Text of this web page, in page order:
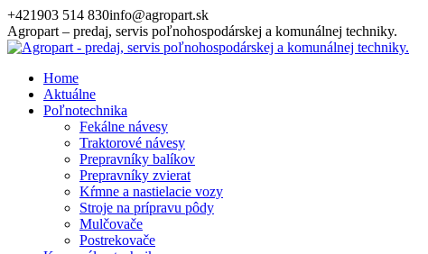
Skip
to
content
+421903 514 830info@agropart.sk
Agropart – predaj, servis poľnohospodárskej a komunálnej techniky.
Home
Aktuálne
Poľnotechnika
Fekálne návesy
Traktorové návesy
Prepravníky balíkov
Prepravníky zvierat
Kŕmne a nastielacie vozy
Stroje na prípravu pôdy
Mulčovače
Postrekovače